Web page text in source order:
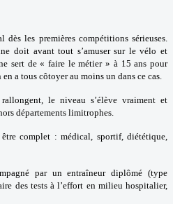
dès les premières compétitions sérieuses.
doit avant tout s’amuser sur le vélo et
sert de « faire le métier » à 15 ans pour
a tous côtoyer au moins un dans ce cas.
le niveau s’élève vraiment et
départements limitrophes.
complet : médical, sportif, diététique,
par un entraîneur diplômé (type
des tests à l’effort en milieu hospitalier,